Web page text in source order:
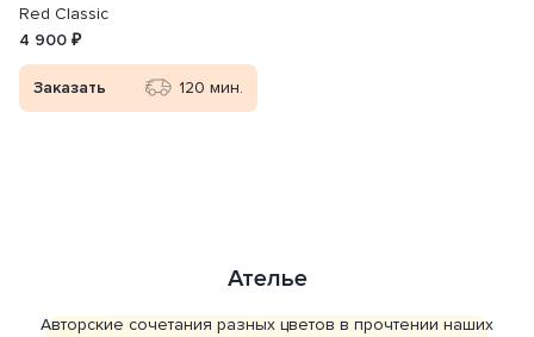
Личный кабинет
бонусам, истории заказов и адресам
Red Classic
4 900 ₽
Заказать 120 мин.
Ателье
Авторские сочетания разных цветов в прочтении наших